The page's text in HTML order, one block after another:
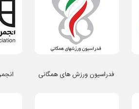
فدراسیون ورزش های همگانی